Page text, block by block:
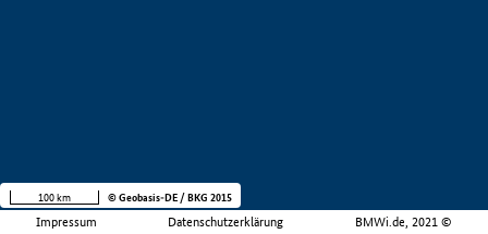
Impressum Datenschutzerklärung BMWi.de, 2021 ©
100 km © Geobasis-DE / BKG 2015